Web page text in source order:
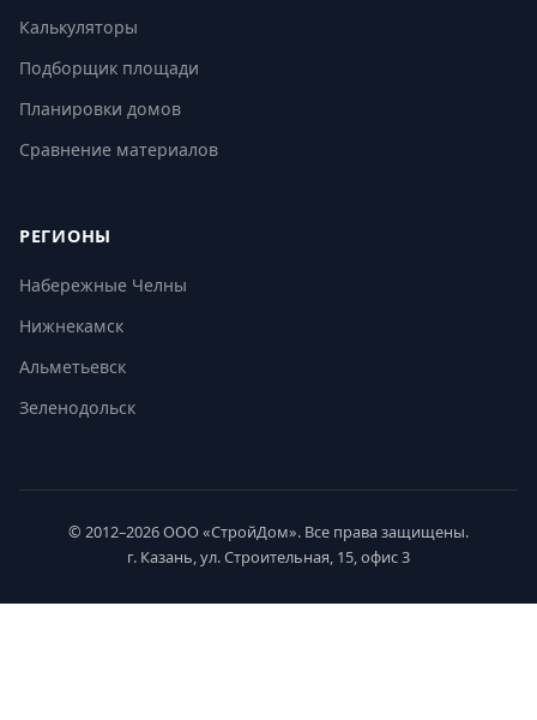
Калькуляторы
Подборщик площади
Планировки домов
Сравнение материалов
РЕГИОНЫ
Набережные Челны
Нижнекамск
Альметьевск
Зеленодольск
© 2012–2026 ООО «СтройДом». Все права защищены.
г. Казань, ул. Строительная, 15, офис 3